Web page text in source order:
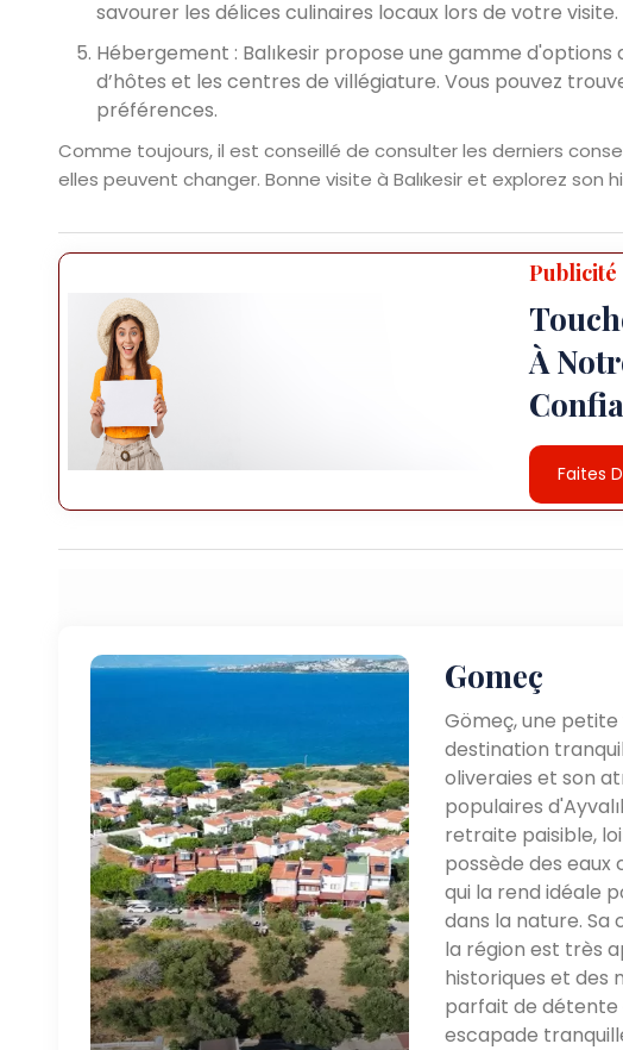
savourer les délices culinaires locaux lors de votre visite.
Hébergement : Balıkesir propose une gamme
d’hôtes et les centres de villégiature. Vous pouvez
préférences.
Comme toujours, il est conseillé de consulter les derniers
elles peuvent changer. Bonne visite à Balıkesir et explorez
Publicité
À
Faites
Gomeç
Gömeç, une petite
destination
oliveraies et son
populaires
retraite paisible,
possède des eaux
qui la rend idéale
dans la nature. Sa
la région est très
historiques et des
parfait de détente
escapade